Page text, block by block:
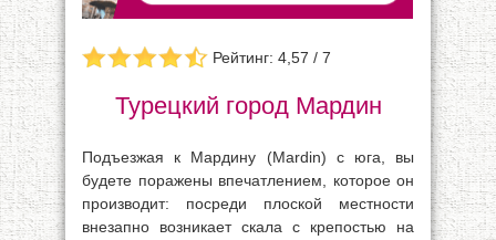
Рейтинг: 4,57 / 7
Турецкий город Мардин
Подъезжая к Мардину (Mardin) с юга, вы
будете поражены впечатлением, которое он
производит: посреди плоской местности
внезапно возникает скала с крепостью на